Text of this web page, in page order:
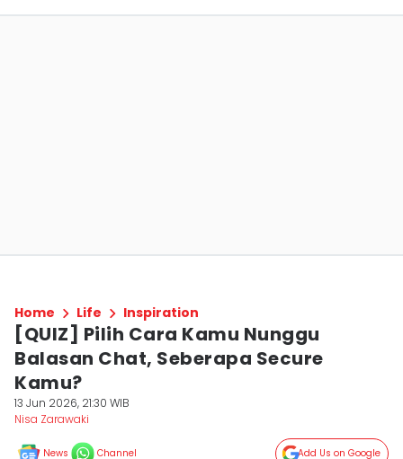
Home Life Inspiration
[QUIZ] Pilih Cara Kamu Nunggu
Balasan Chat, Seberapa Secure
Kamu?
13 Jun 2026, 21:30 WIB
Nisa Zarawaki
News Channel Add Us on Google